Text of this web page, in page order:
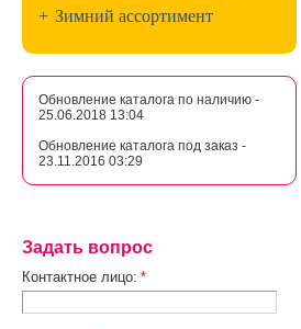
+ Зимний ассортимент
Обновление каталога по наличию -
25.06.2018 13:04
Обновление каталога под заказ -
23.11.2016 03:29
Задать вопрос
Контактное лицо: *